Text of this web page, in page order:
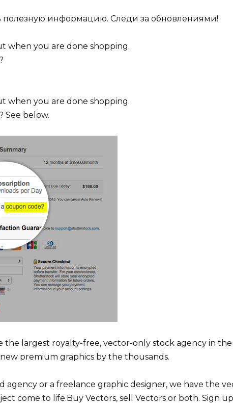
полезную информацию. Следи за обновлениями!
when you are done shopping.
when you are done shopping.
See below.
the largest royalty-free, vector-only stock agency in the
premium graphics by the thousands.
agency or a freelance graphic designer, we have the
come to life.Buy Vectors, sell Vectors or both. Sign